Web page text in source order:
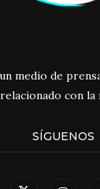
medio de
con la
SÍGUENOS